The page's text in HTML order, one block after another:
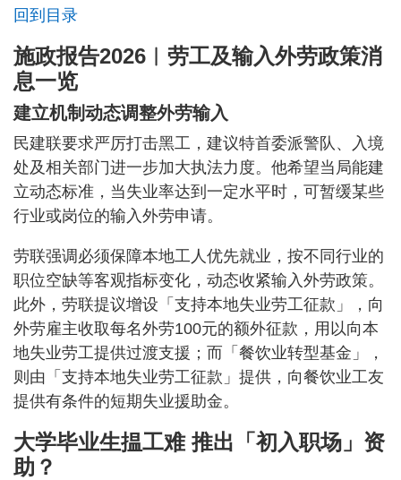
回到目录
施政报告2026︱劳工及输入外劳政策消
息一览
建立机制动态调整外劳输入
民建联要求严厉打击黑工，建议特首委派警队、入境
处及相关部门进一步加大执法力度。他希望当局能建
立动态标准，当失业率达到一定水平时，可暂缓某些
行业或岗位的输入外劳申请。
劳联强调必须保障本地工人优先就业，按不同行业的
职位空缺等客观指标变化，动态收紧输入外劳政策。
此外，劳联提议增设「支持本地失业劳工征款」，向
外劳雇主收取每名外劳100元的额外征款，用以向本
地失业劳工提供过渡支援；而「餐饮业转型基金」，
则由「支持本地失业劳工征款」提供，向餐饮业工友
提供有条件的短期失业援助金。
大学毕业生揾工难 推出「初入职场」资
助？